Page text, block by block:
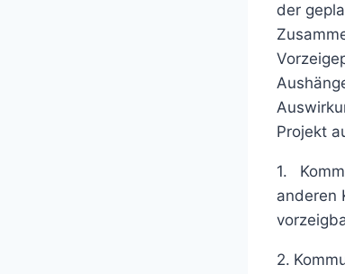
der
Projekt
1.
anderen
2.